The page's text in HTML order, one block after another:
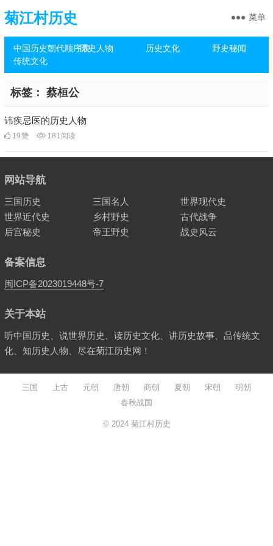
菊江村历史
中国历史朝代顺序表历史人物 历史文化
野史秘闻
传统文化
菜单
标签： 蔡桓公
讳疾忌医的历史人物
19赞 181 阅读
网站导航
三国历史 三国名人
世界现代史
世界近代史
乡村野史
古代战争
后宫秘史
帝王野史 战史风云
备案信息
闽ICP备2023019448号-7
关于本站
听中国历史、说世界历史、读历史文化、讲历史故事、品传统文
化、知历史人物、尽在菊江历史网！
三国 上古 元朝 唐朝 商朝 夏朝 宋朝
明朝
春秋战国
© 2024 菊江村历史